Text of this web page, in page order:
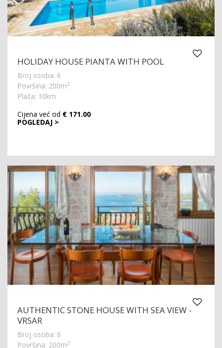
HOLIDAY HOUSE PIANTA WITH POOL
Broj osoba: 6
Površina: 200m2
Plaža: 10km
POGLEDAJ >
Cijena već od € 171.00
AUTHENTIC STONE HOUSE WITH SEA VIEW -
VRSAR
Broj osoba: 6
Površina: 200m2